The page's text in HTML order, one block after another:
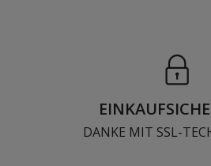
DANKE MIT SSL-